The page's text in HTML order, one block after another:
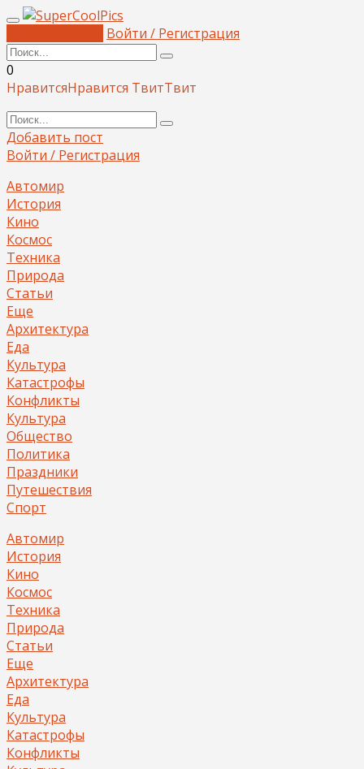
Войти / Регистрация
0
НравитсяНравится ТвитТвит
Добавить пост
Войти / Регистрация
Автомир
История
Кино
Космос
Техника
Природа
Статьи
Еще
Архитектура
Еда
Культура
Катастрофы
Конфликты
Культура
Общество
Политика
Праздники
Путешествия
Спорт
Автомир
История
Кино
Космос
Техника
Природа
Статьи
Еще
Архитектура
Еда
Культура
Катастрофы
Конфликты